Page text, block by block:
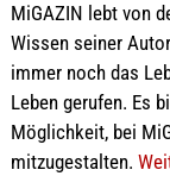
MiGAZIN lebt von
Wissen seiner
immer noch das
Leben gerufen. Es
Möglichkeit, bei
mitzugestalten.